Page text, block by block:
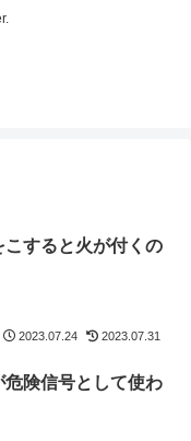
こすると火が付くの
2023.07.24 2023.07.31
危険信号として使わ